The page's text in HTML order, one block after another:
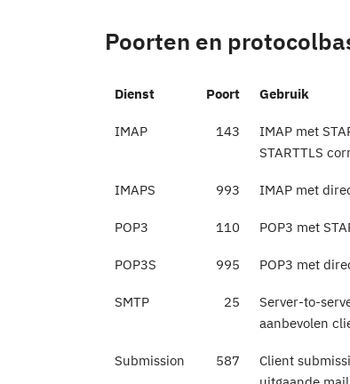
Poorten en
Dienst Poort Gebruik
IMAP 143
IMAP met
STARTTLS
IMAPS 993 IMAP met
POP3 110 POP3 met
POP3S 995 POP3 met
SMTP 25
Server-to-
aanbevolen
Submission 587
Client